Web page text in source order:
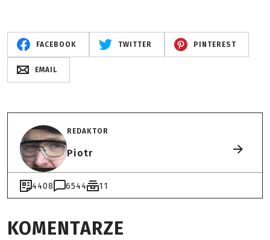
FACEBOOK TWITTER PINTEREST
EMAIL
REDAKTOR
Piotr
4408 6544 11
KOMENTARZE